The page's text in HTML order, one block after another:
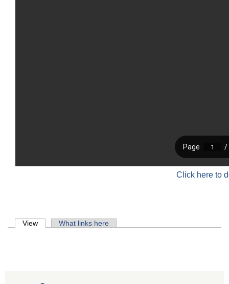
Click here to
Primary tabs
View (active tab)What links here